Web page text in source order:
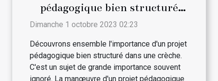
pédagogique bien structuré
dans une crèche
Dimanche 1 octobre 2023 02:23
Découvrons ensemble l'importance d'un projet
pédagogique bien structuré dans une crèche.
C'est un sujet de grande importance souvent
ignoré. La manœuvre d'un projet pédagogique